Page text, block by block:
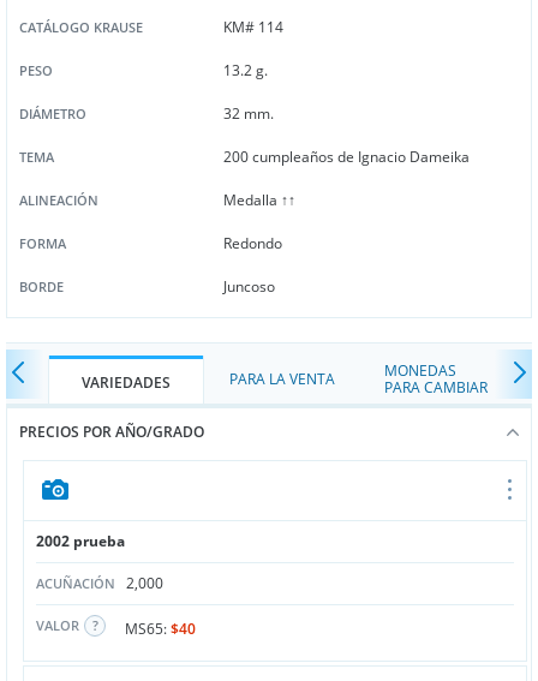
CATÁLOGO KRAUSE KM# 114
PESO 13.2 g.
DIÁMETRO 32 mm.
TEMA 200 cumpleaños de Ignacio Dameika
ALINEACIÓN Medalla ↑↑
FORMA Redondo
BORDE Juncoso
VARIEDADES PARA LA VENTA
MONEDAS
PARA CAMBIAR
PRECIOS POR AÑO/GRADO
2002 prueba
ACUÑACIÓN 2,000
VALOR MS65:$40